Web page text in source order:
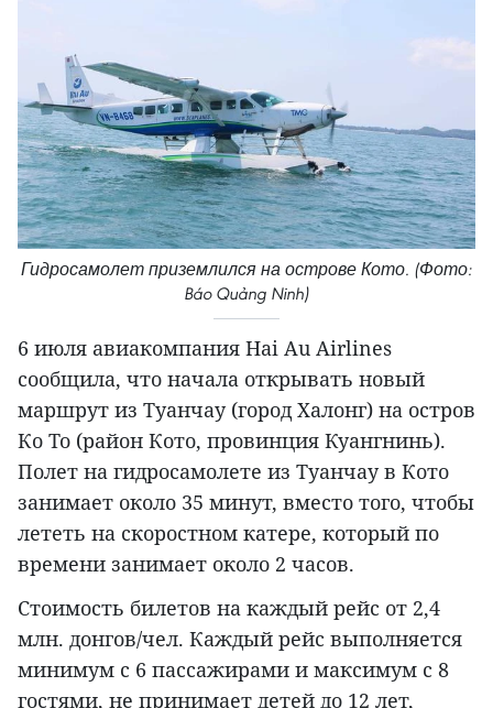
Гидросамолет приземлился на острове Кото. (Фото:
Báo Quảng Ninh)
6 июля авиакомпания Hai Au Airlines
сообщила, что начала открывать новый
маршрут из Туанчау (город Халонг) на остров
Ко То (район Кото, провинция Куангнинь).
Полет на гидросамолете из Туанчау в Кото
занимает около 35 минут, вместо того, чтобы
лететь на скоростном катере, который по
времени занимает около 2 часов.
Стоимость билетов на каждый рейс от 2,4
млн. донгов/чел. Каждый рейс выполняется
минимум с 6 пассажирами и максимум с 8
гостями, не принимает детей до 12 лет,